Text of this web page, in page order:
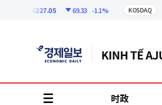
6227.05 69.33 -1.1% KOSDAQ
时政